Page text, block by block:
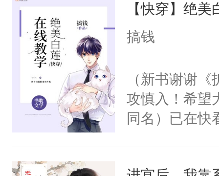
来，给老公
用力——为你
【快穿】绝
搞钱
（新书谢谢
攻慎入！希望
同名）已在快